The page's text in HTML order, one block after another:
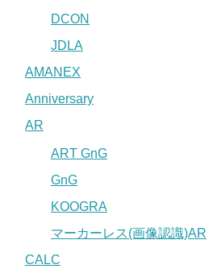
DCON
JDLA
AMANEX
Anniversary
AR
ART GnG
GnG
KOOGRA
マーカーレス(画像認識)AR
CALC